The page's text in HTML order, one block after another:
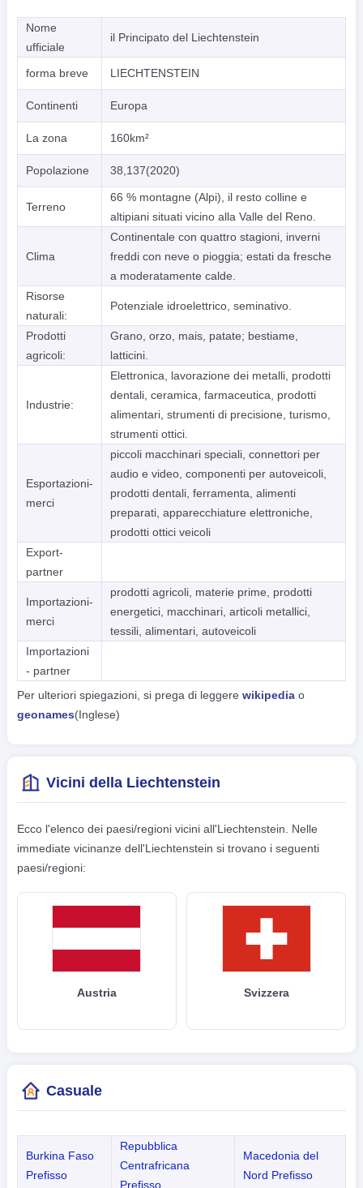
Nome
ufficiale
il Principato del Liechtenstein
forma breve LIECHTENSTEIN
Continenti Europa
La zona 160km²
Popolazione 38,137(2020)
Terreno
66 % montagne (Alpi), il resto colline e
altipiani situati vicino alla Valle del Reno.
Clima
Continentale con quattro stagioni, inverni
freddi con neve o pioggia; estati da fresche
a moderatamente calde.
Risorse
naturali:
Potenziale idroelettrico, seminativo.
Prodotti
agricoli:
Grano, orzo, mais, patate; bestiame,
latticini.
Industrie:
Elettronica, lavorazione dei metalli, prodotti
dentali, ceramica, farmaceutica, prodotti
alimentari, strumenti di precisione, turismo,
strumenti ottici.
Esportazioni-
merci
piccoli macchinari speciali, connettori per
audio e video, componenti per autoveicoli,
prodotti dentali, ferramenta, alimenti
preparati, apparecchiature elettroniche,
prodotti ottici veicoli
Export-
partner
Importazioni-
merci
prodotti agricoli, materie prime, prodotti
energetici, macchinari, articoli metallici,
tessili, alimentari, autoveicoli
Importazioni
- partner
Per ulteriori spiegazioni, si prega di leggere wikipediao
geonames(Inglese)
Vicini della Liechtenstein
Ecco l'elenco dei paesi/regioni vicini all'Liechtenstein. Nelle
immediate vicinanze dell'Liechtenstein si trovano i seguenti
paesi/regioni:
Austria Svizzera
Casuale
Burkina Faso
Prefisso
Repubblica
Centrafricana
Prefisso
Macedonia del
Nord Prefisso